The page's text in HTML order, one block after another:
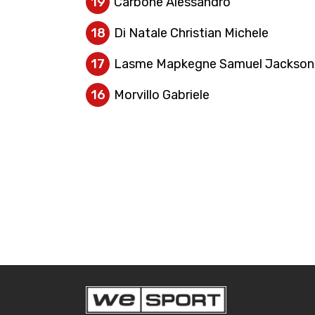
18
Di Natale Christian Michele
17
Lasme Mapkegne Samuel Jackson
16
Morvillo Gabriele